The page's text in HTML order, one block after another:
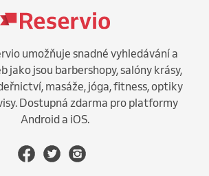
umožňuje snadné vyhledávání a
jako jsou barbershopy, salóny krásy,
masáže, jóga, fitness, optiky
Dostupná zdarma pro platformy
Android a iOS.